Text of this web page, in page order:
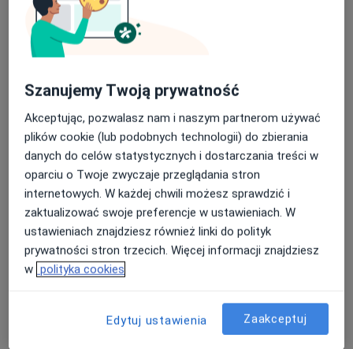
Od 200 zł Szczegóły
200 zł Szczegóły
Badanie wzroku u dzieci
200 zł Szczegóły Umów wizytę
Dobór soczewek kontaktowych
miękkich
300 zł Szczegóły
Umów wizytę
Kontrola soczewek
Szanujemy Twoją prywatność
Akceptując, pozwalasz nam i naszym partnerom używać
plików cookie (lub podobnych technologii) do zbierania
danych do celów statystycznych i dostarczania treści w
oparciu o Twoje zwyczaje przeglądania stron
internetowych. W każdej chwili możesz sprawdzić i
zaktualizować swoje preferencje w ustawieniach. W
ustawieniach znajdziesz również linki do polityk
prywatności stron trzecich. Więcej informacji znajdziesz
w polityka cookies
Edytuj ustawienia Zaakceptuj